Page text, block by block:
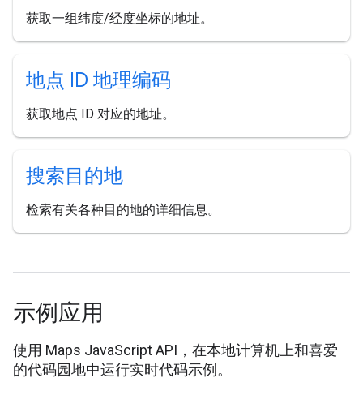
获取一组纬度/经度坐标的地址。
地点 ID 地理编码
获取地点 ID 对应的地址。
搜索目的地
检索有关各种目的地的详细信息。
示例应用
使用 Maps JavaScript API，在本地计算机上和喜爱
的代码园地中运行实时代码示例。